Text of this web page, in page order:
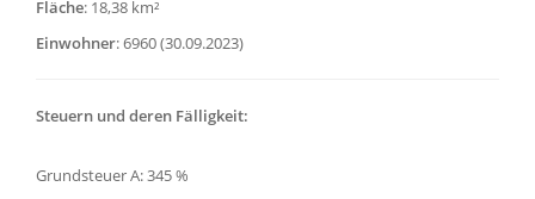
Fläche: 18,38 km²
Einwohner: 6960 (30.09.2023)
Steuern und deren Fälligkeit:
Grundsteuer A: 345 %